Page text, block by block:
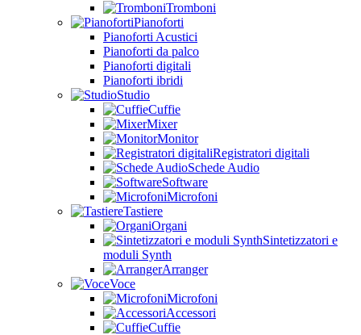
Tromboni
Pianoforti
Pianoforti Acustici
Pianoforti da palco
Pianoforti digitali
Pianoforti ibridi
Studio
Cuffie
Mixer
Monitor
Registratori digitali
Schede Audio
Software
Microfoni
Tastiere
Organi
Sintetizzatori e
moduli Synth
Arranger
Voce
Microfoni
Accessori
Cuffie